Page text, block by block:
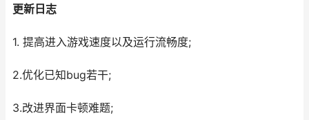
更新日志
1. 提高进入游戏速度以及运行流畅度;
2.优化已知bug若干;
3.改进界面卡顿难题;